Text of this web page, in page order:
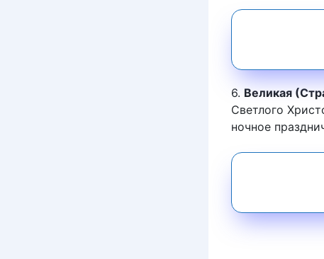
6. Великая
Светлого
ночное